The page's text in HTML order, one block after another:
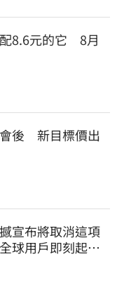
8.6元的它 8月
後 新目標價出
宣布將取消這項
球用戶即刻起